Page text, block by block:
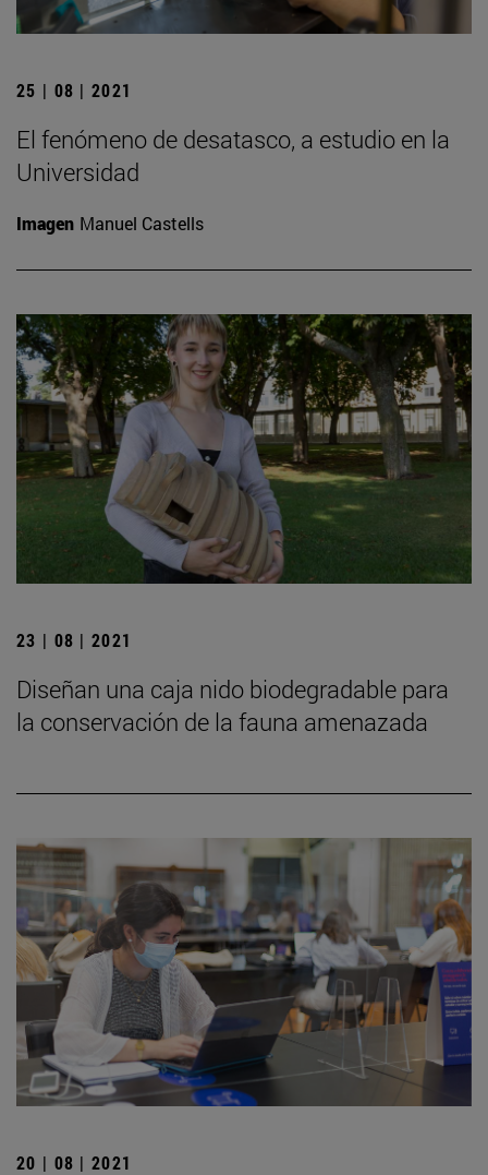
25 | 08 | 2021
El fenómeno de desatasco, a estudio en la
Universidad
Imagen Manuel Castells
23 | 08 | 2021
Diseñan una caja nido biodegradable para
la conservación de la fauna amenazada
20 | 08 | 2021